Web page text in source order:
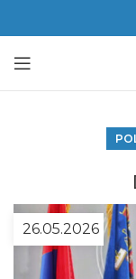
26.05.2026